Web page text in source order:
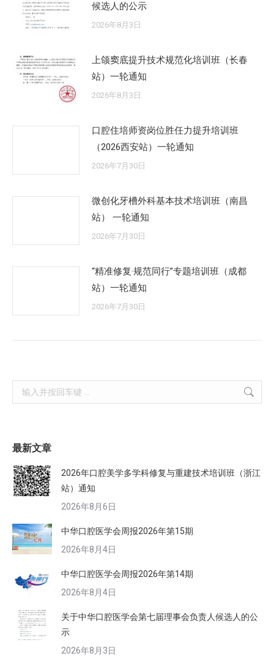
候选人的公示
2026年8月3日
上颌窦底提升技术规范化培训班（长春
站）一轮通知
2026年8月3日
口腔住培师资岗位胜任力提升培训班
（2026西安站）一轮通知
2026年7月30日
微创化牙槽外科基本技术培训班（南昌
站） 一轮通知
2026年7月30日
“精准修复·规范同行”专题培训班（成都
站）一轮通知
2026年7月30日
Search:
最新文章
2026年口腔美学多学科修复与重建技术培训班（浙江
站）通知
2026年8月6日
中华口腔医学会周报2026年第15期
2026年8月4日
中华口腔医学会周报2026年第14期
2026年8月4日
关于中华口腔医学会第七届理事会负责人候选人的公
示
2026年8月3日